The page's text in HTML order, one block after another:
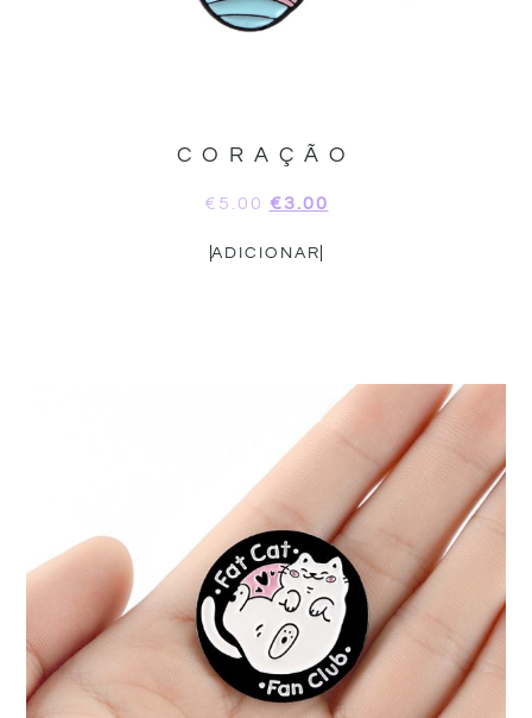
CORAÇÃO
€ 5.00 €3.00
ADICIONAR